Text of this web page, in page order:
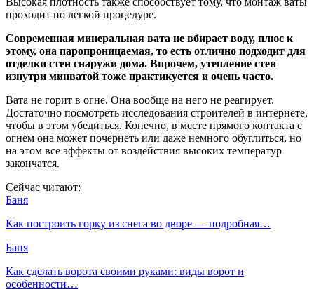
проходит по легкой процедуре.
Современная минеральная вата не вбирает воду, плюс к
этому, она паропроницаемая, то есть отлично подходит для
отделки стен снаружи дома. Впрочем, утепление стен
изнутри минватой тоже практикуется и очень часто.
Вата не горит в огне. Она вообще на него не реагирует.
Достаточно посмотреть исследования строителей в интернете,
чтобы в этом убедиться. Конечно, в месте прямого контакта с
огнем она может почернеть или даже немного обуглиться, но
на этом все эффекты от воздействия высоких температур
закончатся.
Сейчас читают:
Баня
Как построить горку из снега во дворе — подробная…
Баня
Как сделать ворота своими руками: виды ворот и
особенности…